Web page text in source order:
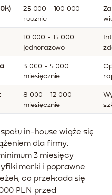
25 000 - 100 000
rocznie
10 000 - 15 000
jednorazowo
3 000 - 5 000
miesięcznie
8 000 - 12 000
miesięcznie
in-house wiąże się
dla firmy.
3 miesięcy
marki i poprawne
co przekłada się
PLN przed